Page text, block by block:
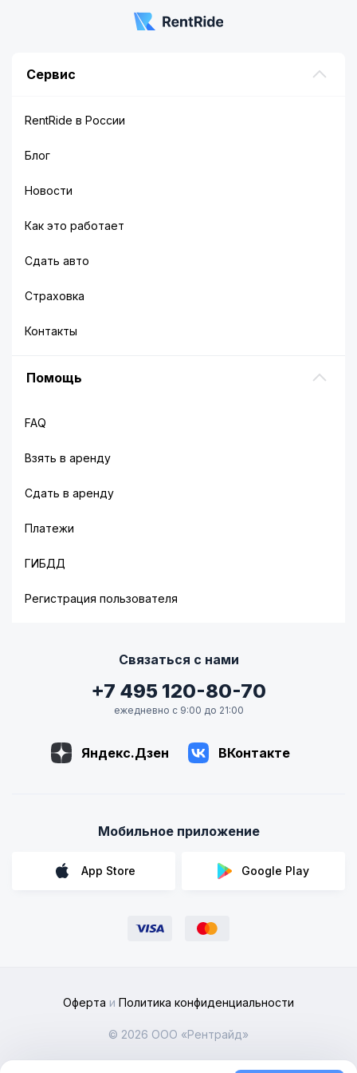
Сервис
RentRide в России
Блог
Новости
Как это работает
Сдать авто
Страховка
Контакты
Помощь
FAQ
Взять в аренду
Сдать в аренду
Платежи
ГИБДД
Регистрация пользователя
Связаться с нами
+7 495 120-80-70
ежедневно с 9:00 до 21:00
Яндекс.Дзен ВКонтакте
Мобильное приложение
App Store Google Play
Оферта и Политика конфиденциальности
© 2026 ООО «Рентрайд»